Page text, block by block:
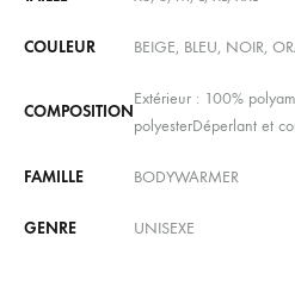
COULEUR BEIGE, BLEU, NOIR,
COMPOSITION
Extérieur : 100%
polyesterDéperlant et
FAMILLE BODYWARMER
GENRE UNISEXE